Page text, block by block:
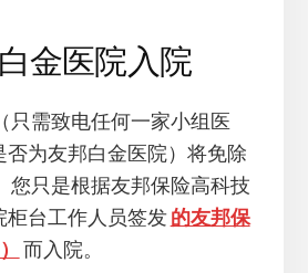
金医院入院
只需致电任何一家小组医
否为友邦白金医院）将免除
您只是根据友邦保险高科技
柜台工作人员签发 的友邦保
而入院。